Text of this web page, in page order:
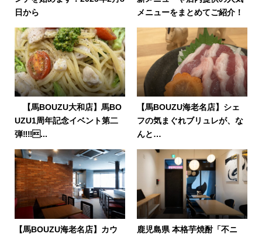
日から
メニューをまとめてご紹介！
【馬BOUZU大和店】馬BO
UZU1周年記念イベント第二
弾‼️‼...
【馬BOUZU海老名店】シェ
フの気まぐれブリュレが、な
んと…
【馬BOUZU海老名店】カウ
鹿児島県 本格芋焼酎「不ニ